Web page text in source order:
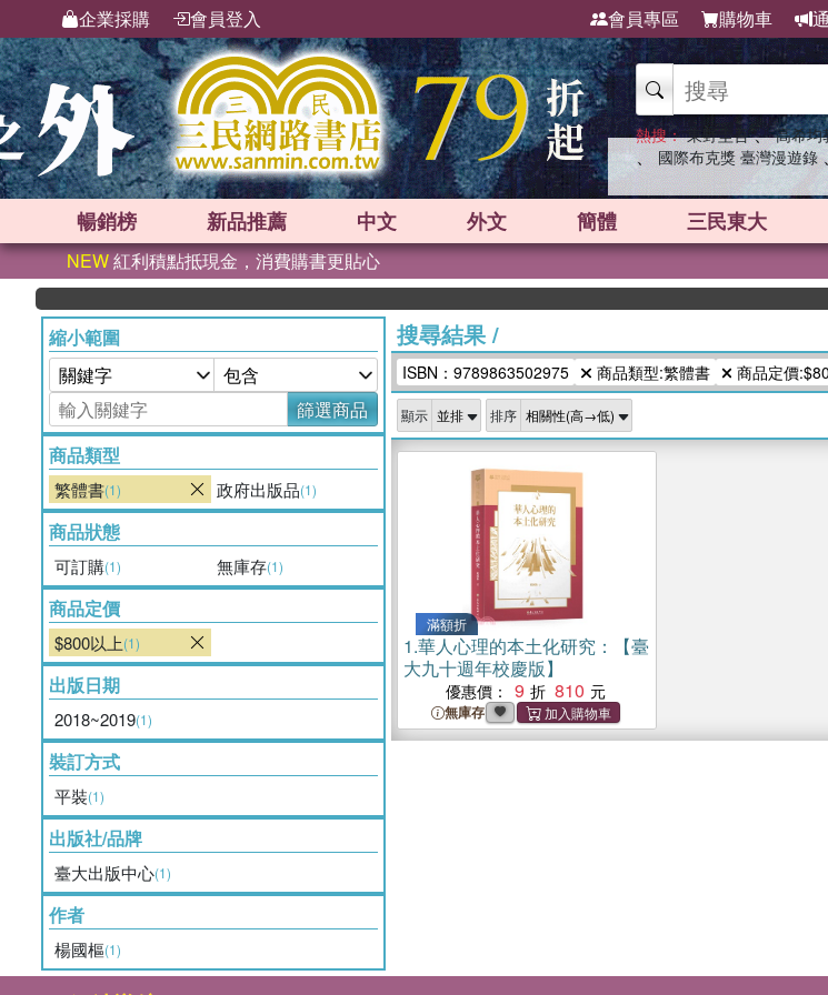
企業採購 會員登入 會員專區 購物車
熱搜： 東野圭吾 、 高希均
、 國際布克獎 臺灣漫遊錄 、
暢銷榜 新品推薦 中文 外文 簡體 三民東大
NEW紅利積點抵現金，消費購書更貼心
縮小範圍
篩選商品
商品類型
繁體書(1) 政府出版品(1)
商品狀態
可訂購(1) 無庫存(1)
商品定價
$800以上(1)
出版日期
2018~2019(1)
裝訂方式
平裝(1)
出版社/品牌
臺大出版中心(1)
作者
楊國樞(1)
搜尋結果/
ISBN：9789863502975 商品類型:繁體書 商品定價
顯示 排序
滿額折
1.華人心理的本土化研究：【臺
大九十週年校慶版】
優惠價： 9 810
無庫存